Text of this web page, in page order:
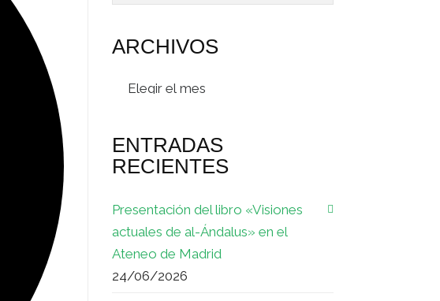
ARCHIVOS
ENTRADAS
RECIENTES
Presentación del libro «Visiones
actuales de al-Ándalus» en el
Ateneo de Madrid
24/06/2026